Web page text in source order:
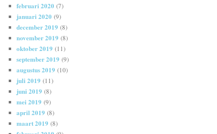
februari 2020 (7)
januari 2020 (9)
december 2019 (8)
november 2019 (8)
oktober 2019 (11)
september 2019 (9)
augustus 2019 (10)
juli 2019 (11)
juni 2019 (8)
mei 2019 (9)
april 2019 (8)
maart 2019 (8)